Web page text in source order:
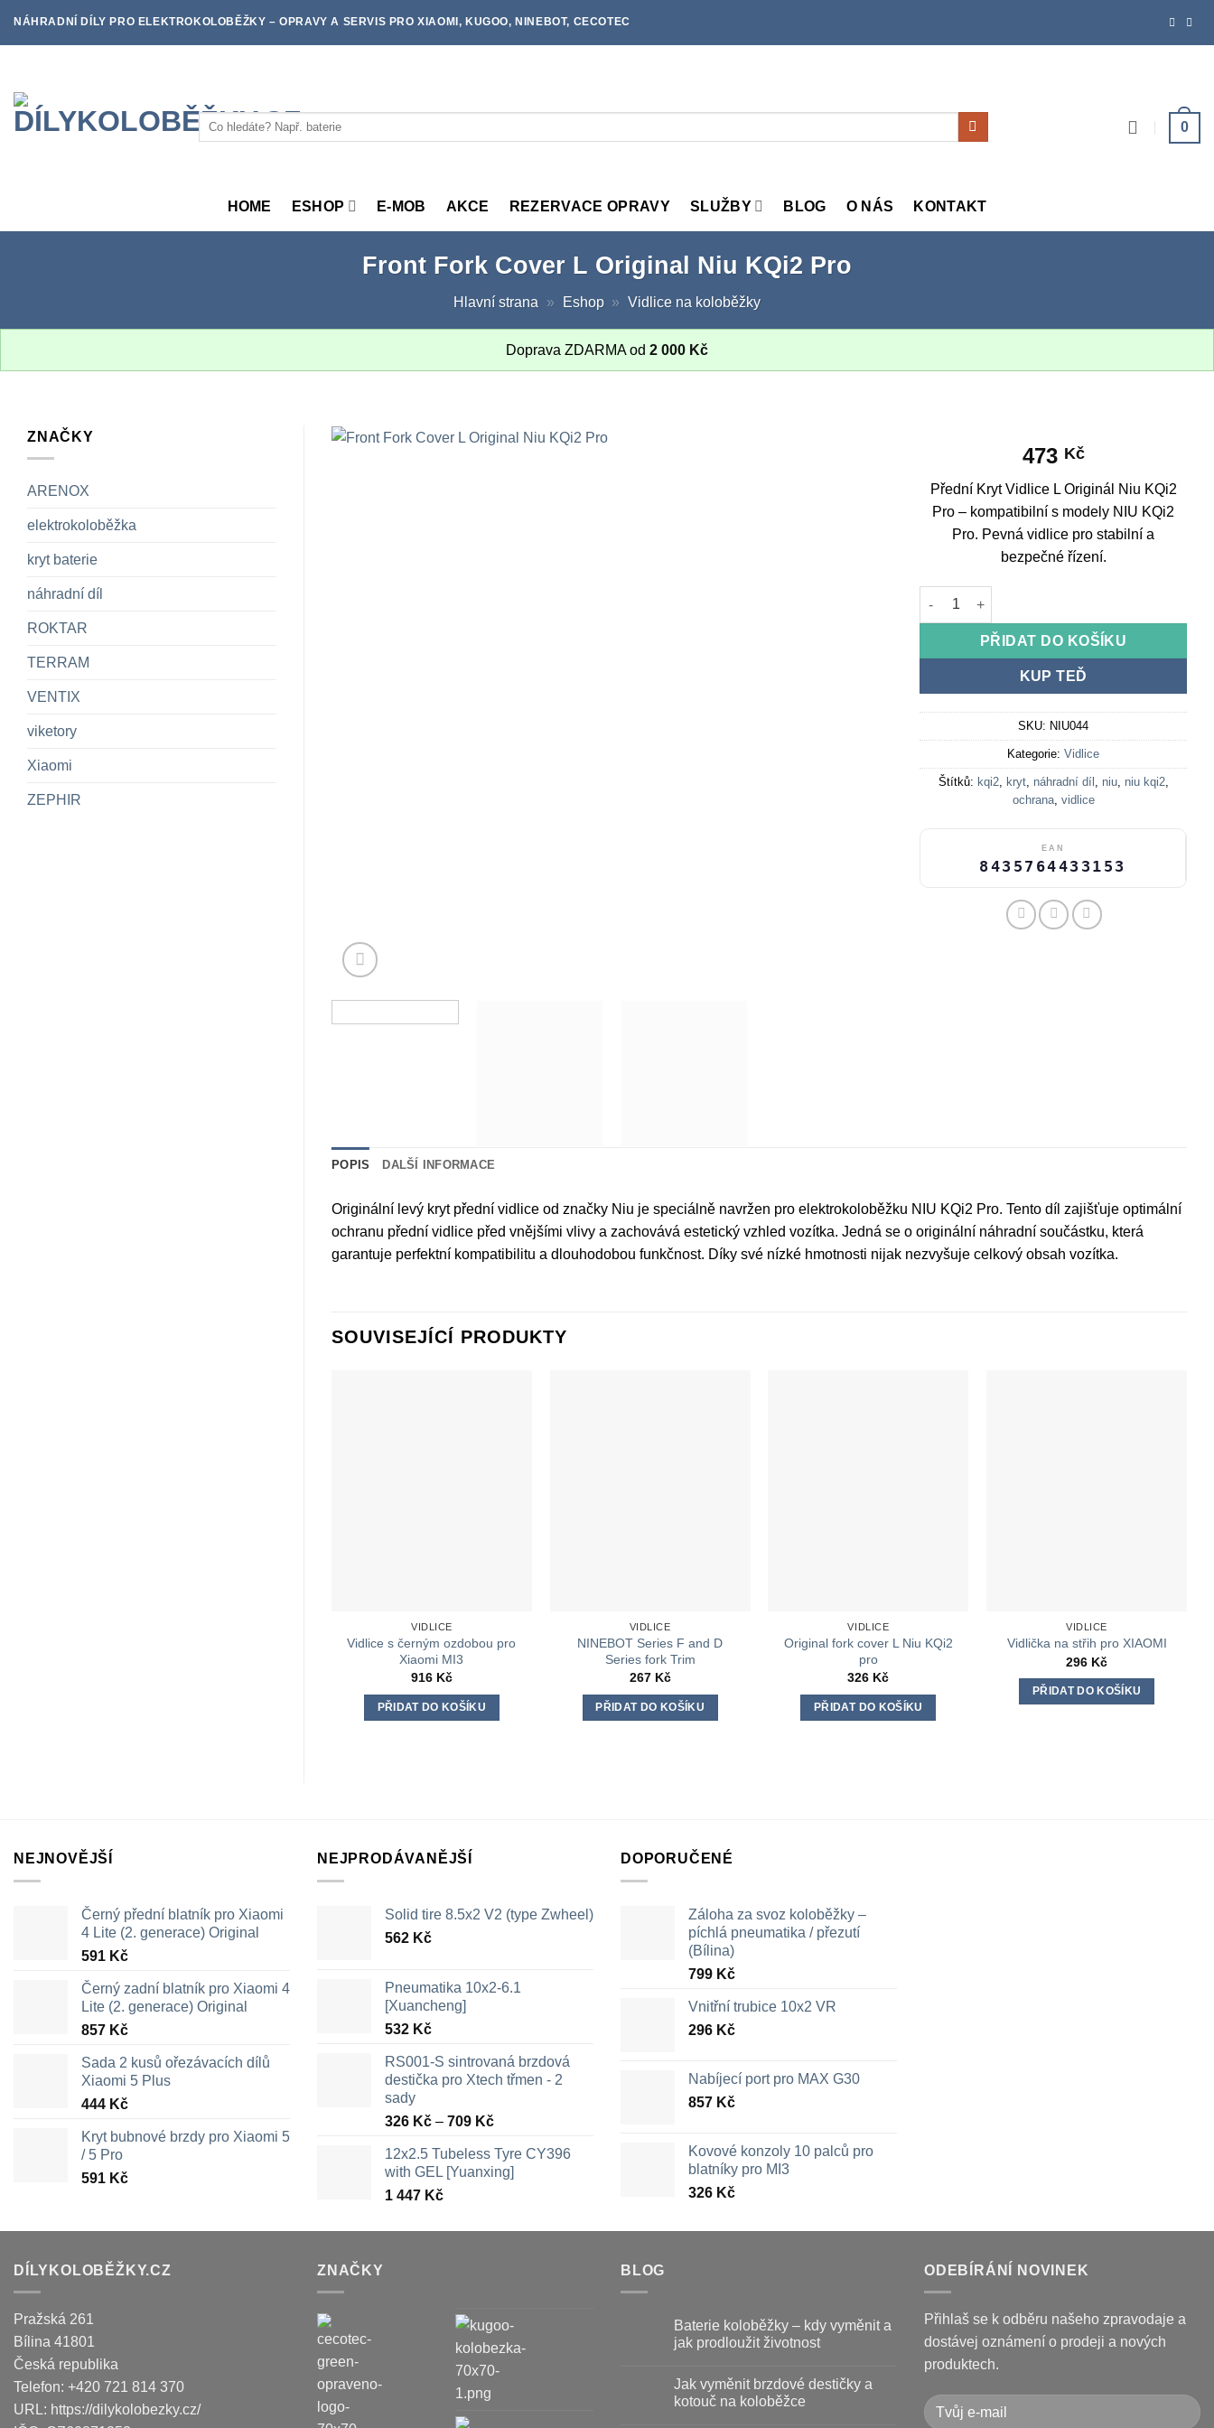
NÁHRADNÍ DÍLY PRO ELEKTROKOLOBĚŽKY – OPRAVY A SERVIS PRO XIAOMI, KUGOO, NINEBOT, CECOTEC
Hledat: 0
HOME ESHOP E-MOB AKCE REZERVACE OPRAVY SLUŽBY BLOG O NÁS KONTAKT
Front Fork Cover L Original Niu KQi2 Pro
Hlavní strana » Eshop » Vidlice na koloběžky
Doprava ZDARMA od 2 000 Kč
ZNAČKY
ARENOX
elektrokoloběžka
kryt baterie
náhradní díl
ROKTAR
TERRAM
VENTIX
viketory
Xiaomi
ZEPHIR
473 Kč
Přední Kryt Vidlice L Originál Niu KQi2
Pro – kompatibilní s modely NIU KQi2
Pro. Pevná vidlice pro stabilní a
bezpečné řízení.
Front Fork Cover L Original Niu KQi2 Pro
PŘIDAT DO KOŠÍKU
KUP TEĎ
SKU: NIU044
Kategorie:Vidlice
Štítků: kqi2, kryt, náhradní díl , niu, niu kqi2,
ochrana, vidlice
EAN
8435764433153
POPIS DALŠÍ INFORMACE
Originální levý kryt přední vidlice od značky Niu je speciálně navržen pro elektrokoloběžku NIU KQi2 Pro. Tento díl zajišťuje optimální
ochranu přední vidlice před vnějšími vlivy a zachovává estetický vzhled vozítka. Jedná se o originální náhradní součástku, která
garantuje perfektní kompatibilitu a dlouhodobou funkčnost. Díky své nízké hmotnosti nijak nezvyšuje celkový obsah vozítka.
SOUVISEJÍCÍ PRODUKTY
VIDLICE
Vidlice s černým ozdobou pro
Xiaomi MI3
916 Kč
PŘIDAT DO KOŠÍKU
VIDLICE
NINEBOT Series F and D
Series fork Trim
267 Kč
PŘIDAT DO KOŠÍKU
VIDLICE
Original fork cover L Niu KQi2
pro
326 Kč
PŘIDAT DO KOŠÍKU
VIDLICE
Vidlička na střih pro XIAOMI
296 Kč
PŘIDAT DO KOŠÍKU
NEJNOVĚJŠÍ
Černý přední blatník pro Xiaomi
4 Lite (2. generace) Original
591 Kč
Černý zadní blatník pro Xiaomi 4
Lite (2. generace) Original
857 Kč
Sada 2 kusů ořezávacích dílů
Xiaomi 5 Plus
444 Kč
Kryt bubnové brzdy pro Xiaomi 5
/ 5 Pro
591 Kč
NEJPRODÁVANĚJŠÍ
Solid tire 8.5x2 V2 (type Zwheel)
562 Kč
Pneumatika 10x2-6.1
[Xuancheng]
532 Kč
RS001-S sintrovaná brzdová
destička pro Xtech třmen - 2
sady
326 Kč – 709 KčRozpětí
326 Kč
až
12x2.5 Tubeless Tyre CY396
with GEL [Yuanxing]
1 447 Kč
DOPORUČENÉ
Záloha za svoz koloběžky –
píchlá pneumatika / přezutí
(Bílina)
799 Kč
Vnitřní trubice 10x2 VR
296 Kč
Nabíjecí port pro MAX G30
857 Kč
Kovové konzoly 10 palců pro
blatníky pro MI3
326 Kč
DÍLYKOLOBĚŽKY.CZ
Pražská 261
Bílina 41801
Česká republika
Telefon: +420 721 814 370
URL: https://dilykolobezky.cz/
ZNAČKY BLOG
Baterie koloběžky – kdy vyměnit a
jak prodloužit životnost
textu
s
Jak vyměnit brzdové destičky a
kotouč na koloběžce
ODEBÍRÁNÍ NOVINEK
Přihlaš se k odběru našeho zpravodaje a
dostávej oznámení o prodeji a nových
produktech.